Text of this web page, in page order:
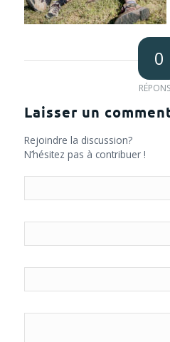
0
Laisser un
Rejoindre la discussion?
N’hésitez pas à contribuer !